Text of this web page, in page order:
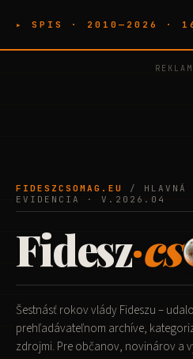
▸ SPIS · 2010—2026 · 16
FIDESZCSOMAG.EU
/ HLAVNÁ
EVIDENCIA · V.2026.04
Fidesz·cs
Šestnásť rokov vlády Fideszu –
prehľadávateľnom archíve,
zdrojmi. Pre občanov, novinárov a